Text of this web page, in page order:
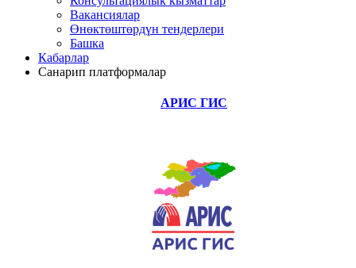
Вакансиялар
Өнөктөштөрдүн тендерлери
Башка
Кабарлар
Санарип платформалар
АРИС ГИС